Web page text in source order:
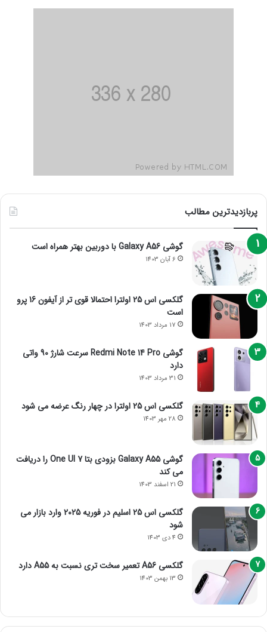
پربازدیدترین مطالب
گوشی Galaxy A56 با دوربین بهتر همراه است
6 آبان 1403
گلکسی اس 25 اولترا احتمالا قوی تر از آیفون 16 پرو
است
17 مرداد 1403
گوشی Redmi Note 14 Pro سرعت شارژ 90 واتی
دارد
31 مرداد 1403
گلکسی اس 25 اولترا در چهار رنگ عرضه می شود
28 مهر 1403
گوشی Galaxy A55 بزودی بتا One UI 7 را دریافت
می کند
21 اسفند 1403
گلکسی اس 25 اسلیم در فوریه 2025 وارد بازار می
شود
4 دی 1403
گلکسی A56 تعمیر سخت تری نسبت به A55 دارد
13 بهمن 1403